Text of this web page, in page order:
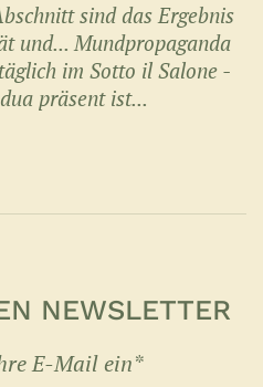
sind das Ergebnis
und... Mundpropaganda
im Sotto il Salone -
präsent ist...
NEWSLETTER